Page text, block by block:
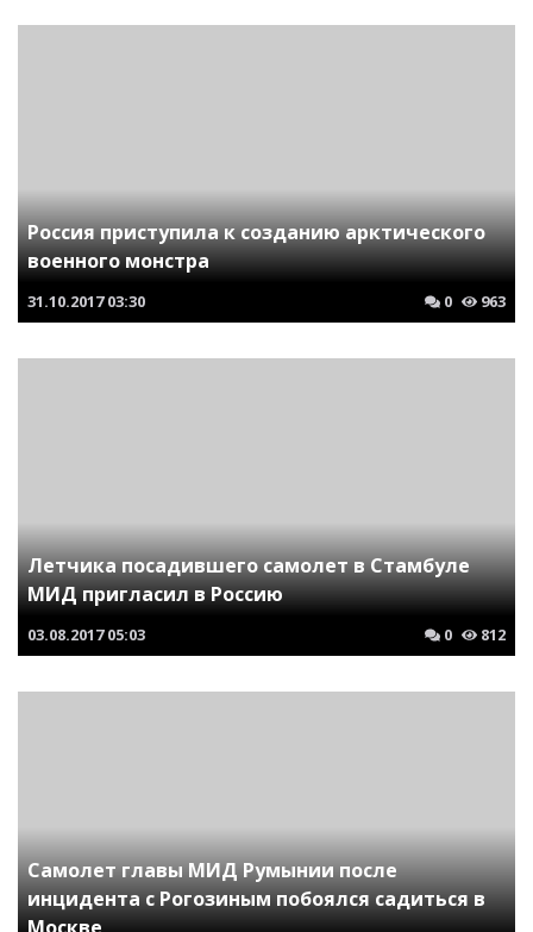
Россия приступила к созданию арктического
военного монстра
31.10.2017 03:30 0 963
Летчика посадившего самолет в Стамбуле
МИД пригласил в Россию
03.08.2017 05:03 0 812
Самолет главы МИД Румынии после
инцидента с Рогозиным побоялся садиться в